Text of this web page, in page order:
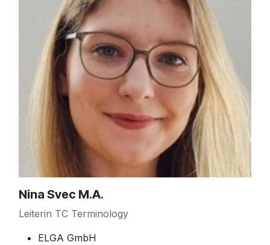
Nina Svec M.A.
Leiterin TC Terminology
ELGA GmbH